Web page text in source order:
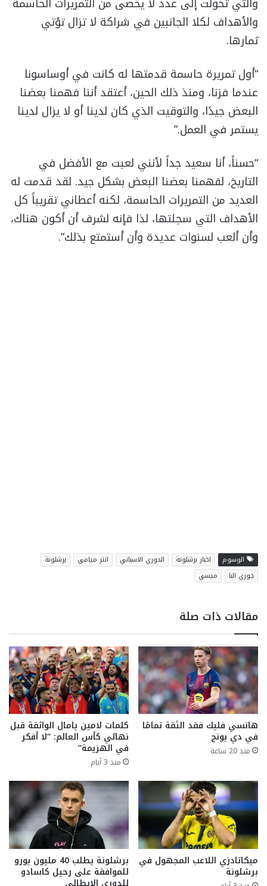
والأهداف لكلا الجانبين في شراكة لا تزال تؤتي
ثمارها.
“أول تمريرة حاسمة قدمتها له كانت في أوساسونا
عندما فزنا، ومنذ ذلك الحين، أعتقد أننا فهمنا بعضنا
البعض جيدًا، والتوقيت الذي كان لدينا أو لا يزال لدينا
يستمر في العمل.”
“حسناً، أنا سعيد جداً لأنني لعبت مع الأفضل في
التاريخ، لفهمنا بعضنا البعض بشكل جيد. لقد قدمت له
العديد من التمريرات الحاسمة، لكنه أعطاني تقريباً كل
الأهداف التي سجلتها، لذا فإنه لشرف أن أكون هناك،
وأن ألعب لسنوات عديدة وأن أستمتع بذلك”.
الوسوم اخبار برشلونة الدوري الاسباني انتر ميامي
برشلونة
جوري البا
ميسي
مقالات ذات صلة
هانسي فليك فقد الثقة تمامًا
في دي يونج
منذ 20 ساعة
كلمات لامين يامال الواثقة قبل
نهائي كأس العالم: “لا أفكر
في الهزيمة”
منذ 3 أيام
ميكاتادزي اللاعب المجهول في
برشلونة
برشلونة يطلب 40 مليون يورو
للموافقة على رحيل كاسادو